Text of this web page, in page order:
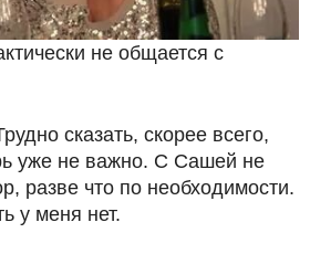
не общается с
сказать, скорее всего,
уже не важно. С Сашей не
разве что по необходимости.
у меня нет.